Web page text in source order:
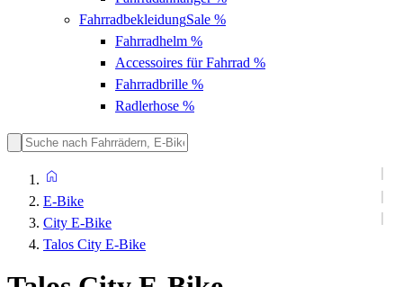
FahrradbekleidungSale %
Fahrradhelm %
Accessoires für Fahrrad %
Fahrradbrille %
Radlerhose %
E-Bike
City E-Bike
Talos City E-Bike